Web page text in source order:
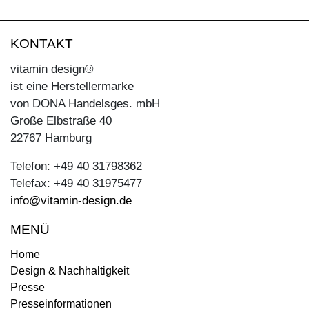
KONTAKT
vitamin design®
ist eine Herstellermarke
von DONA Handelsges. mbH
Große Elbstraße 40
22767 Hamburg
Telefon: +49 40 31798362
Telefax: +49 40 31975477
info@vitamin-design.de
MENÜ
Home
Design & Nachhaltigkeit
Presse
Presseinformationen